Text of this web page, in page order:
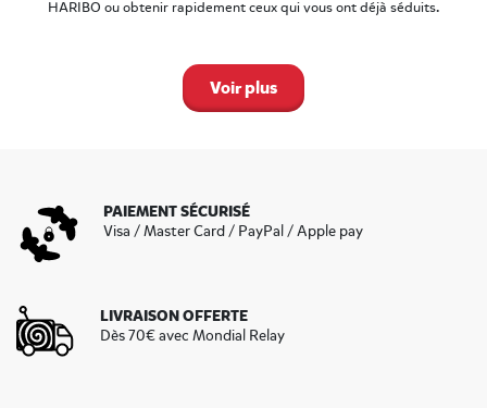
HARIBO ou obtenir rapidement ceux qui vous ont déjà séduits.
Voir plus
PAIEMENT SÉCURISÉ
Visa / Master Card / PayPal / Apple pay
LIVRAISON OFFERTE
Dès 70€ avec Mondial Relay